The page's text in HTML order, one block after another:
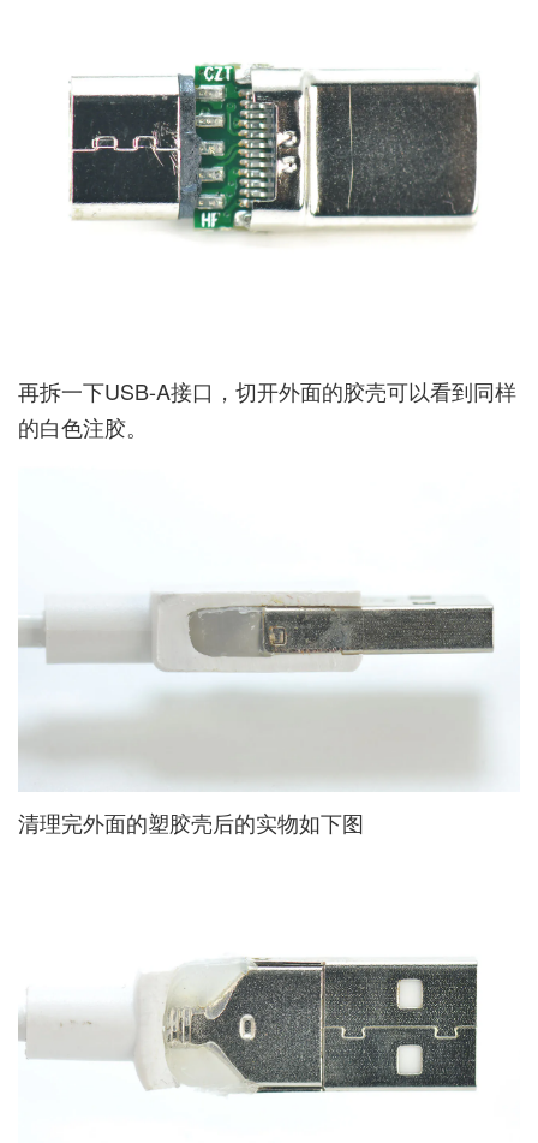
再拆一下USB-A接口，切开外面的胶壳可以看到同样
的白色注胶。
清理完外面的塑胶壳后的实物如下图